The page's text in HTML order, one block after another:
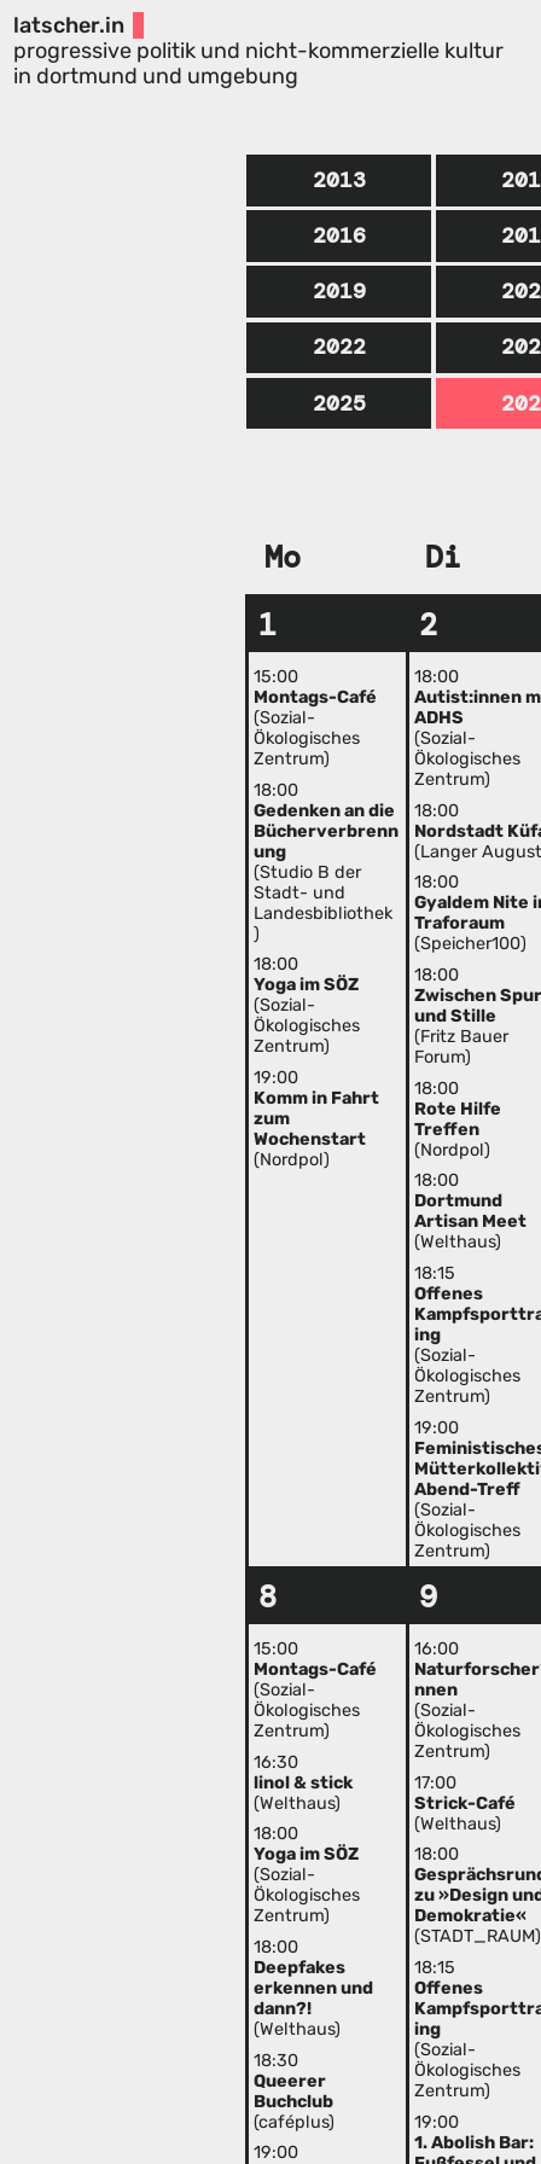
latscher.in
progressive politik und nicht-kommerzielle kultur
in dortmund und umgebung
2013
2016
2019
2022
2025
Mo
Di
1
15:00
Montags-Café
(Sozial-
Ökologisches
Zentrum)
18:00
Gedenken an die
Bücherverbrenn
ung
(Studio B der
Stadt- und
Landesbibliothek
)
18:00
Yoga im SÖZ
(Sozial-
Ökologisches
Zentrum)
19:00
Komm in Fahrt
zum
Wochenstart
(Nordpol)
2
18:00
Autist:innen
ADHS
(Sozial-
Ökologisches
Zentrum)
18:00
Nordstadt
(Langer
18:00
Gyaldem Nite
Traforaum
(Speicher100)
18:00
Zwischen
und Stille
(Fritz Bauer
Forum)
18:00
Rote Hilfe
Treffen
(Nordpol)
18:00
Dortmund
Artisan Meet
(Welthaus)
18:15
Offenes
ing
(Sozial-
Ökologisches
Zentrum)
19:00
Abend-Treff
(Sozial-
Ökologisches
Zentrum)
8
15:00
Montags-Café
(Sozial-
Ökologisches
Zentrum)
16:30
linol & stick
(Welthaus)
18:00
Yoga im SÖZ
(Sozial-
Ökologisches
Zentrum)
18:00
Deepfakes
erkennen und
dann?!
(Welthaus)
18:30
Queerer
Buchclub
(caféplus)
19:00
9
16:00
nnen
(Sozial-
Ökologisches
Zentrum)
17:00
Strick-Café
(Welthaus)
18:00
zu »Design
Demokratie«
(STADT_RAUM)
18:15
Offenes
ing
(Sozial-
Ökologisches
Zentrum)
19:00
1. Abolish Bar: